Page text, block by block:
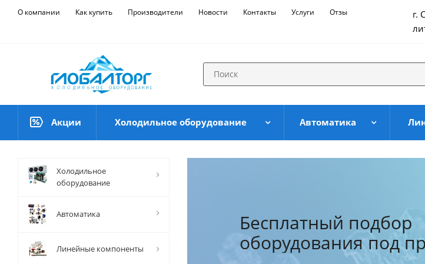
О компании Как купить Производители Новости Контакты Услуги Отзывы
г.
Акции Холодильное оборудование Автоматика
Бесплатный подбор
оборудования под
Система скидок в
магазине
Холодильное
оборудование
Автоматика
Линейные компоненты